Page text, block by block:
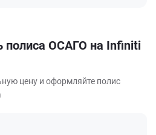
полиса ОСАГО на Infiniti
цену и оформляйте полис